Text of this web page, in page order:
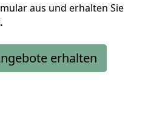
aus und erhalten Sie
erhalten